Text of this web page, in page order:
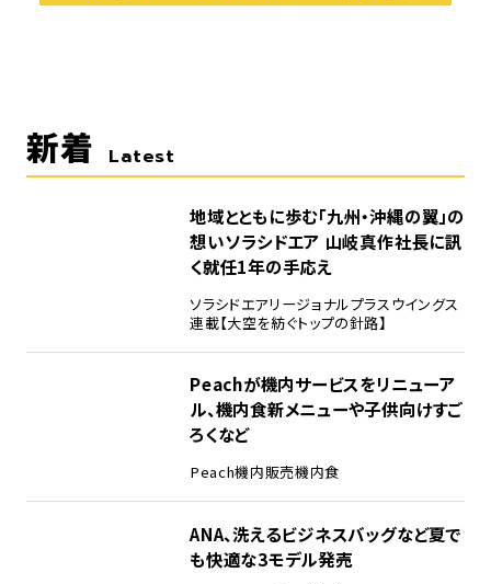
新着 Latest
地域とともに歩む「九州・沖縄の翼」の
想い――ソラシドエア 山岐真作社長に訊
く就任1年の手応え
ソラシドエアリージョナルプラスウイングス
連載【大空を紡ぐトップの針路】
Peachが機内サービスをリニューア
ル、機内食新メニューや子供向けすご
ろくなど
Peach機内販売機内食
ANA、洗えるビジネスバッグなど夏で
も快適な3モデル発売